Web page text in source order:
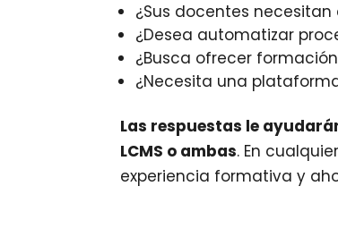
¿Sus docentes
¿Desea automatizar
¿Busca ofrecer
¿Necesita una
Las respuestas le
LCMS o ambas. En
experiencia formativa y